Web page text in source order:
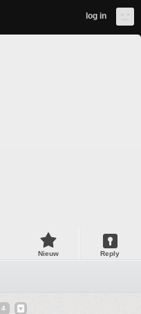
log in
Nieuw Reply
4